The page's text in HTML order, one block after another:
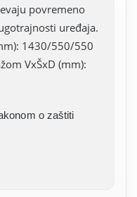
povremeno
uređaja.
1430/550/550
VxŠxD (mm):
o zaštiti